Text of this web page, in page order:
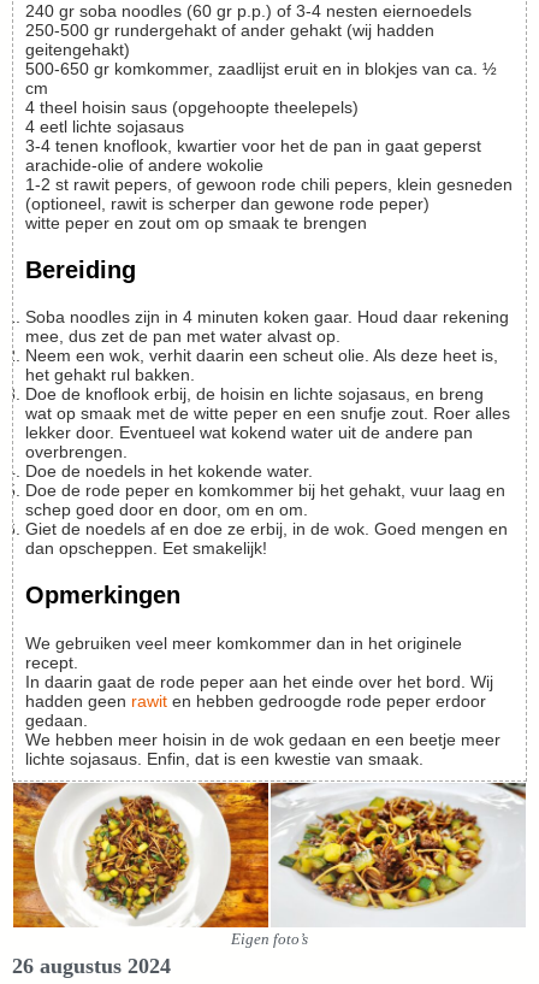
240 gr soba noodles (60 gr p.p.) of 3-4 nesten eiernoedels
250-500 gr rundergehakt of ander gehakt (wij hadden
geitengehakt)
500-650 gr komkommer, zaadlijst eruit en in blokjes van ca. ½
cm
4 theel hoisin saus (opgehoopte theelepels)
4 eetl lichte sojasaus
3-4 tenen knoflook, kwartier voor het de pan in gaat geperst
arachide-olie of andere wokolie
1-2 st rawit pepers, of gewoon rode chili pepers, klein gesneden
(optioneel, rawit is scherper dan gewone rode peper)
witte peper en zout om op smaak te brengen
Bereiding
Soba noodles zijn in 4 minuten koken gaar. Houd daar rekening
mee, dus zet de pan met water alvast op.
Neem een wok, verhit daarin een scheut olie. Als deze heet is,
het gehakt rul bakken.
Doe de knoflook erbij, de hoisin en lichte sojasaus, en breng
wat op smaak met de witte peper en een snufje zout. Roer alles
lekker door. Eventueel wat kokend water uit de andere pan
overbrengen.
Doe de noedels in het kokende water.
Doe de rode peper en komkommer bij het gehakt, vuur laag en
schep goed door en door, om en om.
Giet de noedels af en doe ze erbij, in de wok. Goed mengen en
dan opscheppen. Eet smakelijk!
Opmerkingen
We gebruiken veel meer komkommer dan in het originele
recept.
In daarin gaat de rode peper aan het einde over het bord. Wij
hadden geen rawit en hebben gedroogde rode peper erdoor
gedaan.
We hebben meer hoisin in de wok gedaan en een beetje meer
lichte sojasaus. Enfin, dat is een kwestie van smaak.
Eigen foto’s
26 augustus 2024